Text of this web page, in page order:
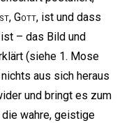
, Gott, ist und dass
– das Bild und
(siehe 1. Mose
aus sich heraus
und bringt es zum
wahre, geistige